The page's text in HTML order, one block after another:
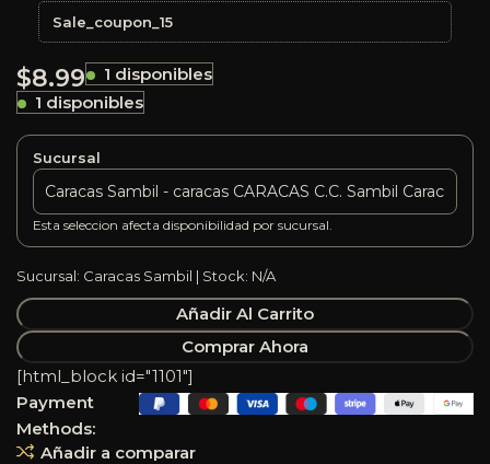
Sale_coupon_15
$8.99
1 disponibles
1 disponibles
Sucursal
Esta seleccion afecta disponibilidad por sucursal.
Sucursal: Caracas Sambil | Stock: N/A
Añadir Al Carrito
Comprar Ahora
Añadir a comparar
[html_block id="1101"]
Payment
Methods: